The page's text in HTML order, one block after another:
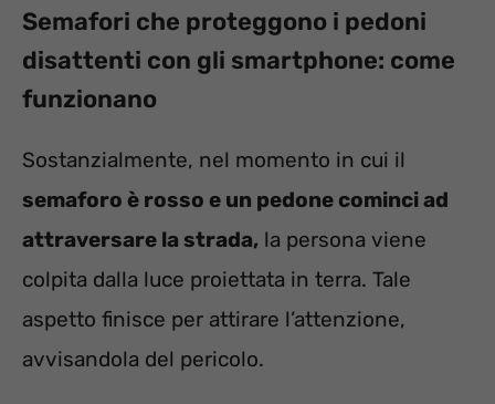
Semafori che proteggono i pedoni
disattenti con gli smartphone: come
funzionano
Sostanzialmente, nel momento in cui il
semaforo è rosso e un pedone cominci ad
attraversare la strada, la persona viene
colpita dalla luce proiettata in terra. Tale
aspetto finisce per attirare l’attenzione,
avvisandola del pericolo.